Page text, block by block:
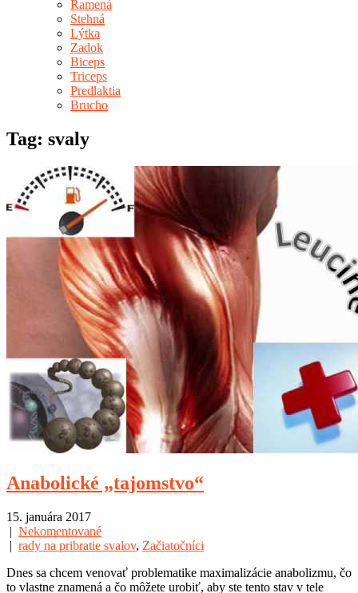
Ramená
Stehná
Lýtka
Zadok
Biceps
Triceps
Predlaktia
Brucho
Tag: svaly
Anabolické „tajomstvo“
15. januára 2017
| Nekomentované
| rady na pribratie svalov, Začiatočníci
Dnes sa chcem venovať problematike maximalizácie anabolizmu, čo
to vlastne znamená a čo môžete urobiť, aby ste tento stav v tele